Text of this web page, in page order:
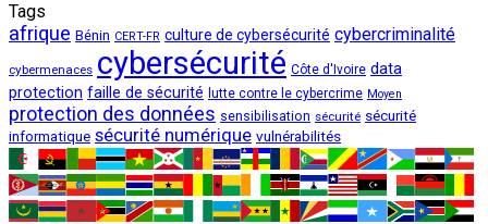
Tags
afrique Bénin CERT-FR culture de cybersécurité cybercriminalité
cybermenaces cybersécurité Côte d'Ivoire data
protection faille de sécurité lutte contre le cybercrime Moyen
protection des données sensibilisation sécurité sécurité
informatique sécurité numérique vulnérabilités